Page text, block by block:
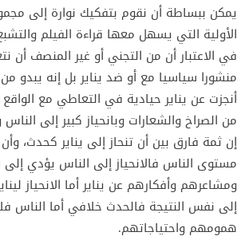
يمكن ببساطة أن نقوم بتفكيك نوارة إلى
الأولية التي يسهل معها قراءة الفيلم
في الاعتبار أن من التجني أو غير المنصف أن
منشورا سياسيا مع أو ضد يناير بل إنه يبدو من
أنجزت عن يناير حيادية في التعاطي مع
من الصراخ والشعارات وبانحياز كبير إلى
إن ثمة فارق بين أن تنحاز إلى يناير كحدث، وأن
مستوى الناس فالانحياز إلى الناس يؤدي إلى
ومشاعرهم وأفكارهم عن يناير أما الانحياز
إلى نفس النتيجة فالحدث خلافي أما الناس
همومهم واحتياجاتهم.